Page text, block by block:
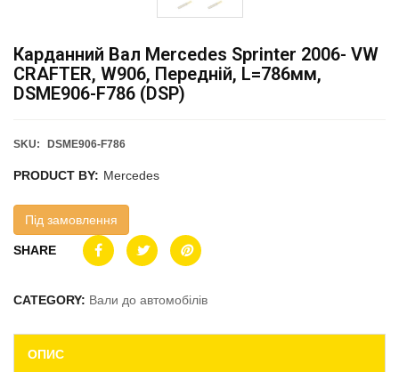
Карданний Вал Mercedes Sprinter 2006- VW
CRAFTER, W906, Передній, L=786мм,
DSME906-F786 (DSP)
SKU: DSME906-F786
PRODUCT BY: Mercedes
Під замовлення
SHARE
CATEGORY: Вали до автомобілів
ОПИС